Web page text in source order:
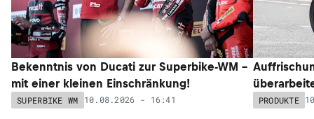
Bekenntnis von Ducati zur Superbike-WM –
mit einer kleinen Einschränkung!
SUPERBIKE WM 10.08.2026 - 16:41 PRODUKTE